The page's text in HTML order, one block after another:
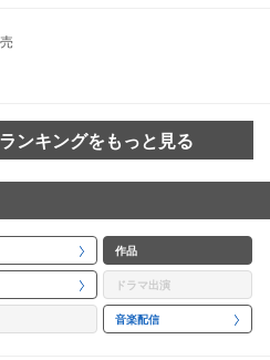
ンキングをもっと見る
作品
ドラマ出演
音楽配信